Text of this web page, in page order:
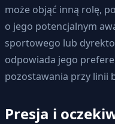
może objąć inną rolę,
o jego potencjalnym
sportowego lub
odpowiada jego
pozostawania przy linii
Presja i